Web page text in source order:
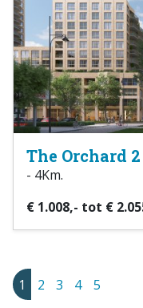
The Orchard
- 4Km.
€ 1.008,- tot €
1 2 3 4 5